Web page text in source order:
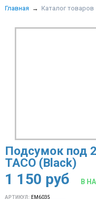
Главная → Каталог товаров
Подсумок под
TACO (Black)
1 150 руб В
АРТИКУЛ: EM6035